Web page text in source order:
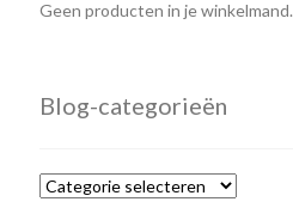
Geen producten in je winkelmand.
Blog-categorieën
Blog-